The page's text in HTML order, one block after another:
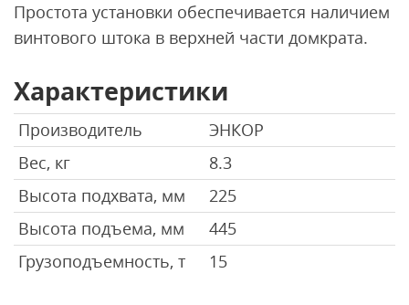
Простота установки обеспечивается наличием
винтового штока в верхней части домкрата.
Характеристики
Производитель
ЭНКОР
Вес, кг
8.3
Высота подхвата, мм
225
Высота подъема, мм
445
Грузоподъемность, т
15